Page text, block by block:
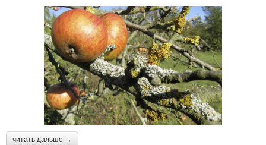
читать дальше →